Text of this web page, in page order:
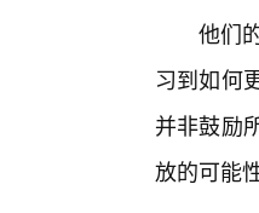
他们
习到如何
并非鼓励
放的可能性